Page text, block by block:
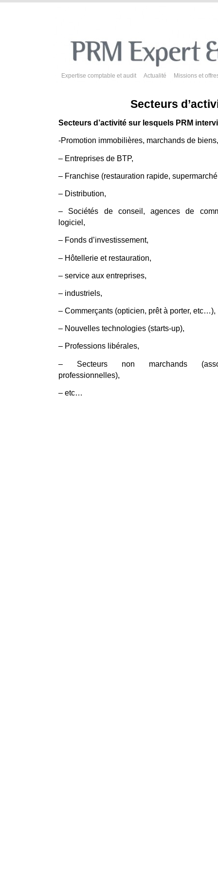
Expertise comptable et audit Actualité Missions et
Secteurs
Secteurs d’activité sur lesquels PRM
-Promotion immobilières, marchands de biens,
– Entreprises de BTP,
– Franchise (restauration rapide,
– Distribution,
– Sociétés de conseil, agences de
logiciel,
– Fonds d’investissement,
– Hôtellerie et restauration,
– service aux entreprises,
– industriels,
– Commerçants (opticien, prêt à porter, etc…),
– Nouvelles technologies (starts-up),
– Professions libérales,
– Secteurs non marchands
professionnelles),
– etc…